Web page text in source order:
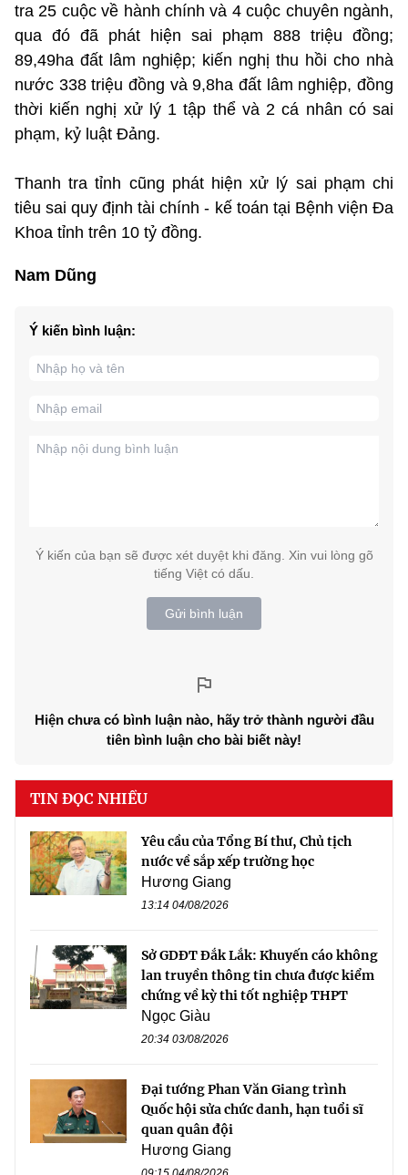
tra 25 cuộc về hành chính và 4 cuộc chuyên ngành,
qua đó đã phát hiện sai phạm 888 triệu đồng;
89,49ha đất lâm nghiệp; kiến nghị thu hồi cho nhà
nước 338 triệu đồng và 9,8ha đất lâm nghiệp, đồng
thời kiến nghị xử lý 1 tập thể và 2 cá nhân có sai
phạm, kỷ luật Đảng.
Thanh tra tỉnh cũng phát hiện xử lý sai phạm chi
tiêu sai quy định tài chính - kế toán tại Bệnh viện Đa
Khoa tỉnh trên 10 tỷ đồng.
Nam Dũng
Ý kiến bình luận:
Ý kiến của bạn sẽ được xét duyệt khi đăng. Xin vui lòng gõ
tiếng Việt có dấu.
Gửi bình luận
Hiện chưa có bình luận nào, hãy trở thành người đầu
tiên bình luận cho bài biết này!
TIN ĐỌC NHIỀU
Yêu cầu của Tổng Bí thư, Chủ tịch
nước về sắp xếp trường học
Hương Giang
13:14 04/08/2026
Sở GDĐT Đắk Lắk: Khuyến cáo không
lan truyền thông tin chưa được kiểm
chứng về kỳ thi tốt nghiệp THPT
Ngọc Giàu
20:34 03/08/2026
Đại tướng Phan Văn Giang trình
Quốc hội sửa chức danh, hạn tuổi sĩ
quan quân đội
Hương Giang